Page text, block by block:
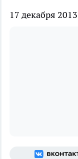
17 декабря 2013